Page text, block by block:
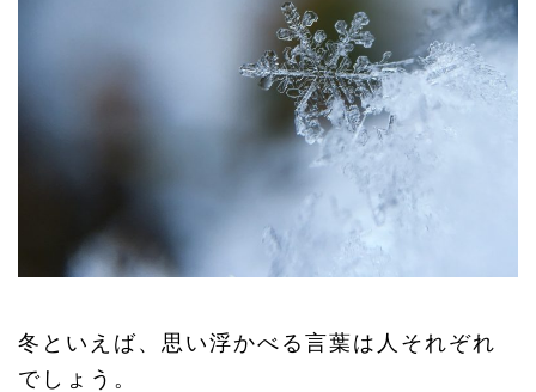
冬といえば、思い浮かべる言葉は人それぞれ
でしょう。